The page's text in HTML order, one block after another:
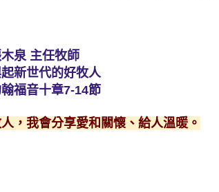
泉 主任牧師
新世代的好牧人
福音十章7-14節
，我會分享愛和關懷、給人溫暖。